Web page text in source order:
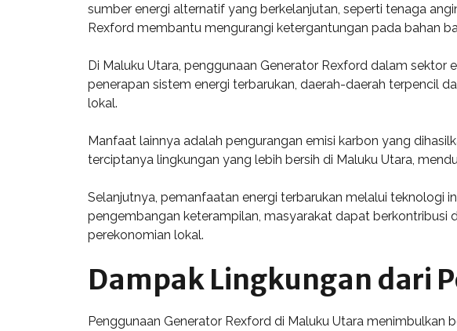
sumber energi alternatif yang berkelanjutan, seperti tenaga
Rexford membantu mengurangi ketergantungan pada bahan
Di Maluku Utara, penggunaan Generator Rexford dalam
penerapan sistem energi terbarukan, daerah-daerah terpencil
lokal.
Manfaat lainnya adalah pengurangan emisi karbon yang
terciptanya lingkungan yang lebih bersih di Maluku Utara,
Selanjutnya, pemanfaatan energi terbarukan melalui teknologi
pengembangan keterampilan, masyarakat dapat
perekonomian lokal.
Dampak Lingkungan dari
Penggunaan Generator Rexford di Maluku Utara